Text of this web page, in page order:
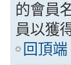
的會員
員以獲
回頂端